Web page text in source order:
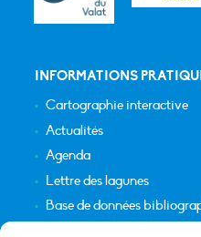
INFORMATIONS
Cartographie interactive
Actualités
Agenda
Lettre des lagunes
Base de données